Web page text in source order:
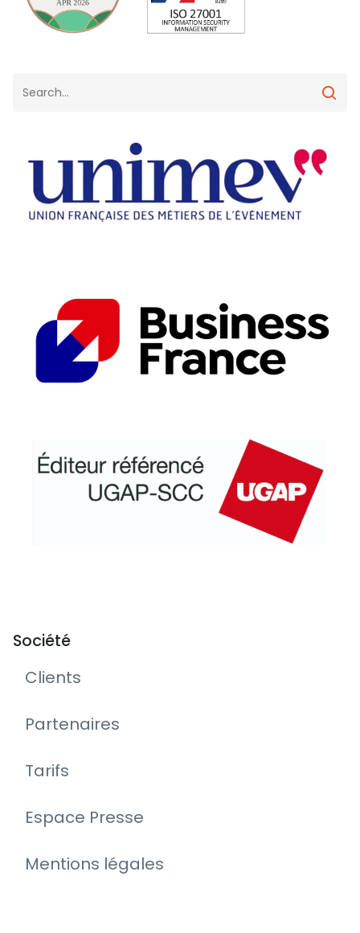
Société
Clients
Partenaires
Tarifs
Espace Presse
Mentions légales